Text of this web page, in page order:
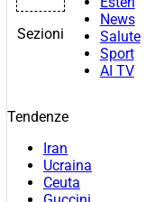
Sezioni
News
Salute
Sport
AI TV
Tendenze
Iran
Ucraina
Ceuta